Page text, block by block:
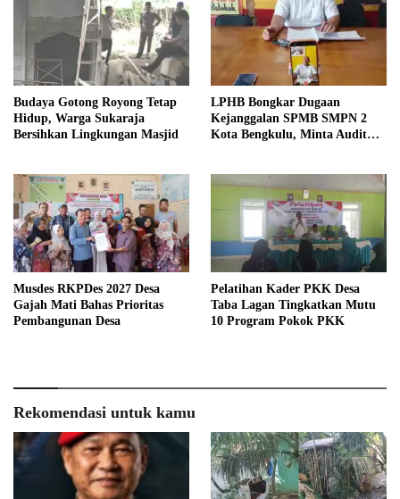
Budaya Gotong Royong Tetap
Hidup, Warga Sukaraja
Bersihkan Lingkungan Masjid
LPHB Bongkar Dugaan
Kejanggalan SPMB SMPN 2
Kota Bengkulu, Minta Audit
Musdes RKPDes 2027 Desa
Gajah Mati Bahas Prioritas
Pembangunan Desa
Pelatihan Kader PKK Desa
Taba Lagan Tingkatkan Mutu
10 Program Pokok PKK
Rekomendasi untuk kamu